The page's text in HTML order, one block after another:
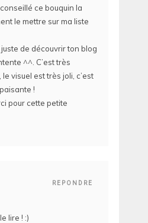
conseillé ce bouquin la
le mettre sur ma liste
de découvrir ton blog
^^. C’est très
visuel est très joli, c’est
!
pour cette petite
REPONDRE
lire ! :)